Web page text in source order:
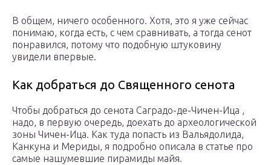
В общем, ничего особенного. Хотя, это я уже сейчас
понимаю, когда есть, с чем сравнивать, а тогда сенот
понравился, потому что подобную штуковину
увидели впервые.
Как добраться до Священного сенота
Чтобы добраться до сенота Саградо-де-Чичен-Ица ,
надо, в первую очередь, доехать до археологической
зоны Чичен-Ица. Как туда попасть из Вальядолида,
Канкуна и Мериды, я подробно описала в статье про
самые нашумевшие пирамиды майя.